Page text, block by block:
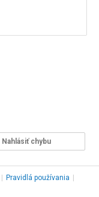
Nahlásiť chybu
Pravidlá používania